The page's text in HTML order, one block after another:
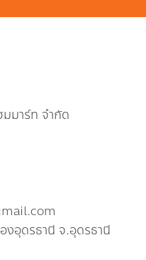
มาร์ท จำกัด
อุดรธานี จ.อุดรธานี